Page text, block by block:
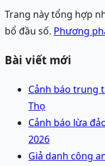
Trang này tổng hợp
bổ đầu số. Phương
Bài viết mới
Cảnh báo trung
Thọ
Cảnh báo lừa
2026
Giả danh công